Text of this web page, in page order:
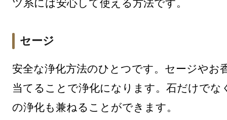
ツ系には安心して使える方法です。
セージ
安全な浄化方法のひとつです。セージやお
当てることで浄化になります。石だけでな
の浄化も兼ねることができます。